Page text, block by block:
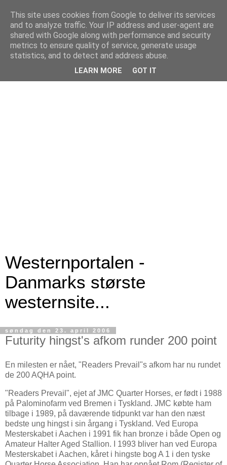
Westernportalen -
Danmarks største
westernsite...
søndag den 23. april 2006
Futurity hingst's afkom runder 200 point
En milesten er nået, "Readers Prevail"s afkom har nu rundet
de 200 AQHA point.
"Readers Prevail", ejet af JMC Quarter Horses, er født i 1988
på Palominofarm ved Bremen i Tyskland. JMC købte ham
tilbage i 1989, på daværende tidpunkt var han den næst
bedste ung hingst i sin årgang i Tyskland. Ved Europa
Mesterskabet i Aachen i 1991 fik han bronze i både Open og
Amateur Halter Aged Stallion. I 1993 bliver han ved Europa
Mesterskabet i Aachen, kåret i hingste bog A 1 i den tyske
This site uses cookies from Google to deliver its services
and to analyze traffic. Your IP address and user-agent are
shared with Google along with performance and security
metrics to ensure quality of service, generate usage
statistics, and to detect and address abuse.
LEARN MORE GOT IT